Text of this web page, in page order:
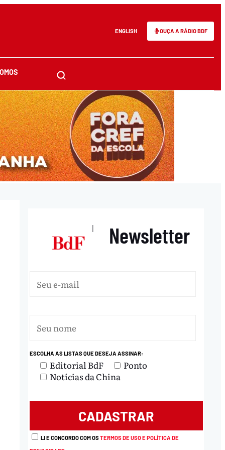
ENGLISH OUÇA A RÁDIO BDF
| Newsletter
ESCOLHA AS LISTAS QUE DESEJA ASSINAR:
Editorial BdF
Ponto
Notícias da China
LI E CONCORDO COM OSTERMOS DE USO E POLÍTICA DE